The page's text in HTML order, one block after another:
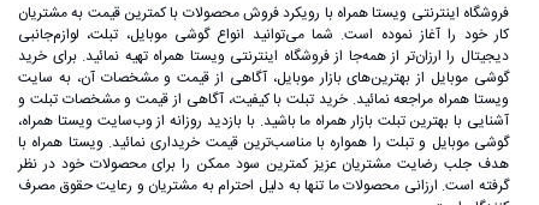
فروشگاه اینترنتی ویستا همراه با رویکرد فروش محصولات با کمترین قیمت به مشتریان
کار خود را آغاز نموده است. شما می‌توانید انواع گوشی موبایل، تبلت، لوازم‌جانبی
دیجیتال را ارزان‌تر از همه‌جا از فروشگاه اینترنتی ویستا همراه تهیه نمائید. برای خرید
گوشی موبایل از بهترین‌های بازار موبایل، آگاهی از قیمت و مشخصات آن، به ‌سایت
ویستا همراه مراجعه نمائید. خرید تبلت با کیفیت، آگاهی از قیمت و مشخصات تبلت و
آشنایی با بهترین تبلت بازار همراه ما باشید. با بازدید روزانه از وب‌سایت ویستا همراه،
گوشی موبایل و تبلت را همواره با مناسب‌ترین قیمت خریداری نمائید. ویستا همراه با
هدف جلب رضایت مشتریان عزیز کمترین سود ممکن را برای محصولات خود در نظر
گرفته است. ارزانی محصولات ما تنها به دلیل احترام به مشتریان و رعایت حقوق مصرف